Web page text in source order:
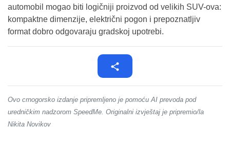
automobil mogao biti logičniji proizvod od velikih SUV-ova:
kompaktne dimenzije, električni pogon i prepoznatljiv
format dobro odgovaraju gradskoj upotrebi.
Ovo crnogorsko izdanje pripremljeno je pomoću AI prevoda pod
uredničkim nadzorom SpeedMe. Originalni izvještaj je pripremio/la
Nikita Novikov